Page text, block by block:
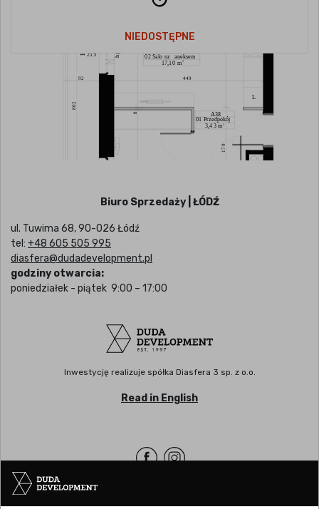
NIEDOSTĘPNE
Biuro Sprzedaży | ŁÓDŹ
ul. Tuwima 68, 90-026 Łódź
tel: +48 605 505 995
diasfera@dudadevelopment.pl
godziny otwarcia:
poniedziałek - piątek 9:00 – 17:00
Inwestycję realizuje spółka Diasfera 3 sp. z o.o.
Read in English
Siedziba | POZNAŃ